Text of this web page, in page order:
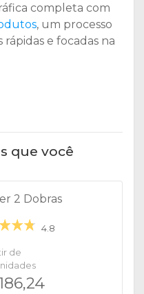
completa com
, um processo
e focadas na
que você
2 Dobras
4.8
de